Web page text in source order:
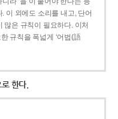
이 외에도 소리를 내고, 단어
많은 규칙이 필요하다. 이처
규칙을 폭넓게 ‘어법(語
한다.